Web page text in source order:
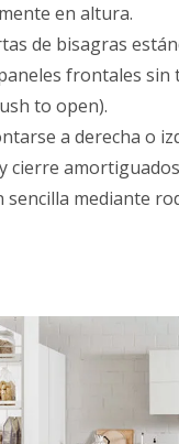
en altura.
de bisagras
frontales sin
to open).
a derecha o
cierre
sencilla mediante